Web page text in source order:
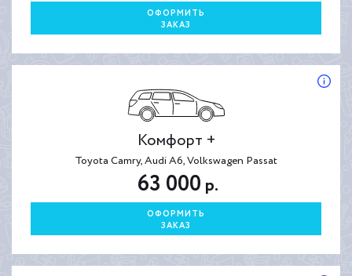
ОФОРМИТЬ
ЗАКАЗ
Комфорт +
Toyota Camry, Audi A6, Volkswagen Passat
63 000 р.
ОФОРМИТЬ
ЗАКАЗ